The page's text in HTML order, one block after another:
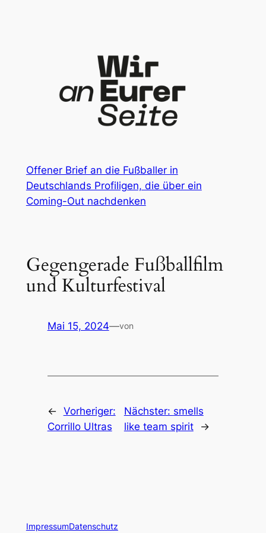
Offener Brief an die Fußballer in
Deutschlands Profiligen, die über ein
Coming-Out nachdenken
Gegengerade Fußballfilm
und Kulturfestival
Mai 15, 2024—von
← Vorheriger:
Corrillo Ultras
Nächster: smells
like team spirit
→
ImpressumDatenschutz